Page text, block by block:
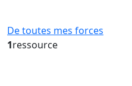
De toutes mes forces
1ressource